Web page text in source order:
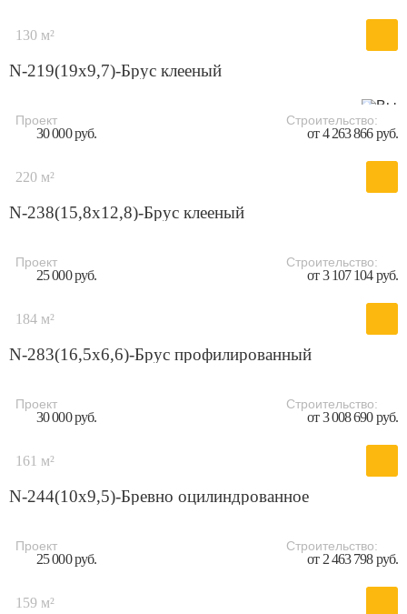
130 м²
N-219(19x9,7)-Брус клееный
Проект
30 000 руб.
Строительство:
от 4 263 866 руб.
220 м²
N-238(15,8x12,8)-Брус клееный
Проект
25 000 руб.
Строительство:
от 3 107 104 руб.
184 м²
N-283(16,5x6,6)-Брус профилированный
Проект
30 000 руб.
Строительство:
от 3 008 690 руб.
161 м²
N-244(10x9,5)-Бревно оцилиндрованное
Проект
25 000 руб.
Строительство:
от 2 463 798 руб.
159 м²